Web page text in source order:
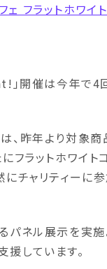
ェ フラットホワイ
開催は今年で4
昨年より対象商
フラットホワイ
チャリティーに
パネル展示を実
しています。